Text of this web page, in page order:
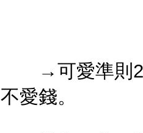
→可愛準則2
不愛錢。